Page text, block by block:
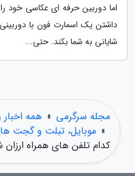
اما دوربین حرفه ای عکاسی خود
داشتن یک اسمارت فون با
شایانی به شما بکند. حتی...
مجله سرگرمی » همه اخبار
» موبایل، تبلت و گجت ها
کدام تلفن های همراه